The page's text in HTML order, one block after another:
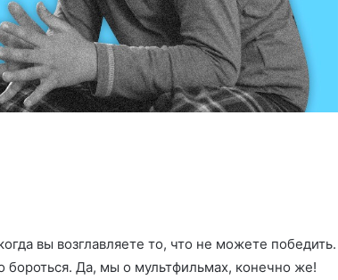
вы возглавляете то, что не можете победить.
бороться. Да, мы о мультфильмах, конечно же!